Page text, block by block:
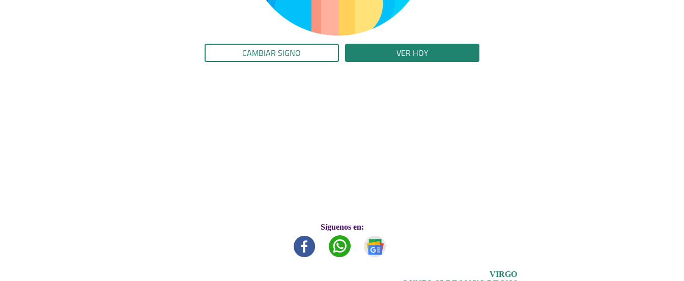
CAMBIAR SIGNO VER HOY
Síguenos en:
VIRGO